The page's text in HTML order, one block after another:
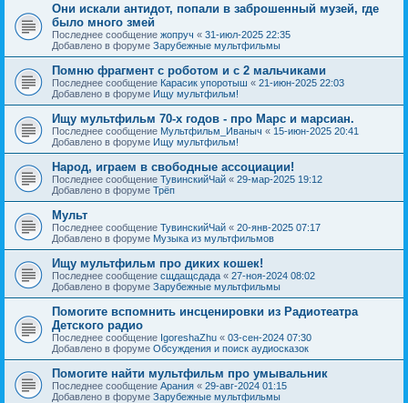
Они искали антидот, попали в заброшенный музей, где
было много змей
Последнее сообщение жопруч « 31-июл-2025 22:35
Добавлено в форуме Зарубежные мультфильмы
Помню фрагмент с роботом и с 2 мальчиками
Последнее сообщение Карасик упоротыш « 21-июн-2025 22:03
Добавлено в форуме Ищу мультфильм!
Ищу мультфильм 70-х годов - про Марс и марсиан.
Последнее сообщение Мультфильм_Иваныч « 15-июн-2025 20:41
Добавлено в форуме Ищу мультфильм!
Народ, играем в свободные ассоциации!
Последнее сообщение ТувинскийЧай « 29-мар-2025 19:12
Добавлено в форуме Трёп
Мульт
Последнее сообщение ТувинскийЧай « 20-янв-2025 07:17
Добавлено в форуме Музыка из мультфильмов
Ищу мультфильм про диких кошек!
Последнее сообщение сщдащсдада « 27-ноя-2024 08:02
Добавлено в форуме Зарубежные мультфильмы
Помогите вспомнить инсценировки из Радиотеатра
Детского радио
Последнее сообщение IgoreshaZhu « 03-сен-2024 07:30
Добавлено в форуме Обсуждения и поиск аудиосказок
Помогите найти мультфильм про умывальник
Последнее сообщение Арания « 29-авг-2024 01:15
Добавлено в форуме Зарубежные мультфильмы